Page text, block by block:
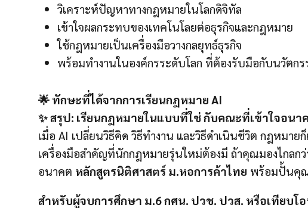
วิเคราะห์ปัญหาทางกฎหมายในโลกดิจิทัล
เข้าใจผลกระทบของเทคโนโลยต่อธุรกิจและกฎหมาย
ใช้กฎหมายเป็นเครื่องมือวางกลยุทธ์ธุรกิจ
พร้อมทำงานในองค์กรระดับโลก ที่ต้องรับมือกับนวัตก
🌟 ทักษะที่ได้จากการเรียนกฎหมาย AI
✨ สรุป: เรียนกฎหมายในแบบที่ใช่ กับคณะที่เข้าใจอนา
เมื่อ AI เปลี่ยนวิธีคิด วิธีทำงาน และวิธีดำเนินชีวิต กฎหมาย
เครื่องมือสำคัญที่นักกฎหมายรุ่นใหม่ต้องมี ถ้าคุณมองไกลกว่
อนาคต หลักสูตรนิติศาสตร์ ม.หอการค้าไทย พร้อมปั้นคุณ
สำหรับผู้จบการศึกษา ม.6 กศน. ปวช. ปวส. หรือเทียบโ